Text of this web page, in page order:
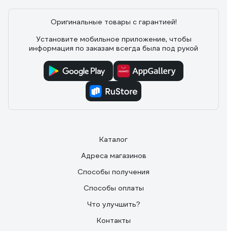
Оригинальные товары с гарантией!
Установите мобильное приложение, чтобы
информация по заказам всегда была под рукой
Каталог
Адреса магазинов
Способы получения
Способы оплаты
Что улучшить?
Контакты